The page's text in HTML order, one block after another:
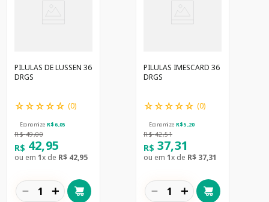
PILULAS DE LUSSEN 36
DRGS
☆☆☆☆☆ (0)
Economize R$ 6,05
R$ 49,00
R$ 42,95
ou em 1x de R$ 42,95
＋
－
PILULAS IMESCARD 36
DRGS
☆☆☆☆☆ (0)
Economize R$ 5,20
R$ 42,51
R$ 37,31
ou em 1x de R$ 37,31
＋
－